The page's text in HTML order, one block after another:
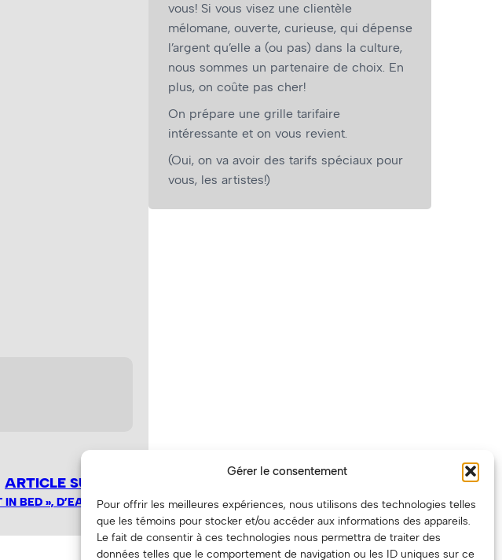
Gérer le consentement
Pour offrir les meilleures expériences, nous utilisons des technologies telles
que les témoins pour stocker et/ou accéder aux informations des appareils.
Le fait de consentir à ces technologies nous permettra de traiter des
données telles que le comportement de navigation ou les ID uniques sur ce
ARTICLE SUIVANT
BED », D’EASY TIGER
vous! Si vous visez une clientèle
mélomane, ouverte, curieuse, qui dépense
l’argent qu’elle a (ou pas) dans la culture,
nous sommes un partenaire de choix. En
plus, on coûte pas cher!
On prépare une grille tarifaire
intéressante et on vous revient.
(Oui, on va avoir des tarifs spéciaux pour
vous, les artistes!)